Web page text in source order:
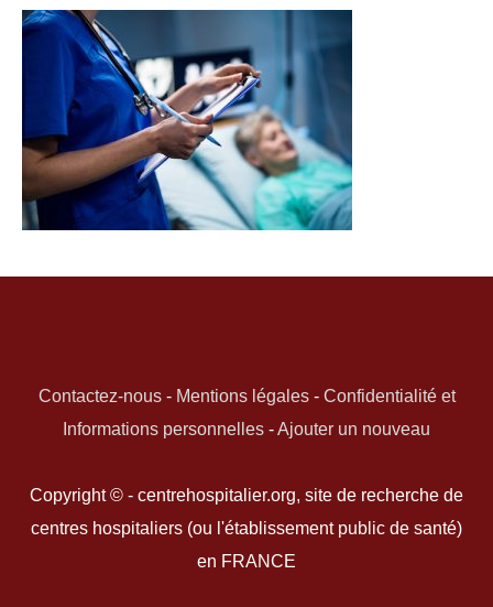
Contactez-nous- Mentions légales- Confidentialité et
Informations personnelles -Ajouter un nouveau
Copyright © - centrehospitalier.org, site de recherche de
centres hospitaliers (ou l'établissement public de santé)
en FRANCE